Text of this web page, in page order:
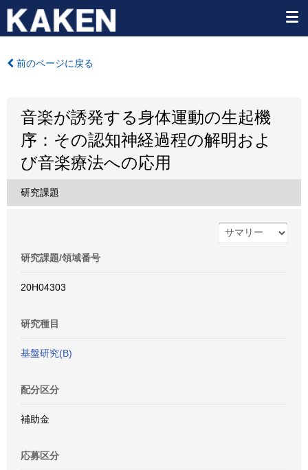
前のページに戻る
音楽が誘発する身体運動の生起機
序：その認知神経過程の解明およ
び音楽療法への応用
研究課題
研究課題/領域番号
20H04303
研究種目
基盤研究(B)
配分区分
補助金
応募区分